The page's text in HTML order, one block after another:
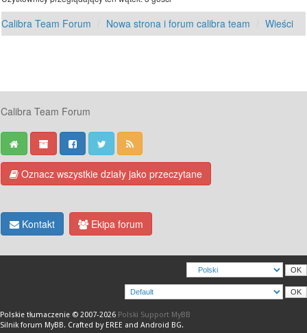
Calibra Team Forum Nowa strona i forum calibra team Wieści
Calibra Team Forum
Oznacz wszystkie działy jako przeczytane
Kontakt Ekipa forum
Polskie tłumaczenie © 2007-2026 Polski Support MyBB
Silnik forum MyBB. Crafted by EREE and Android BG.